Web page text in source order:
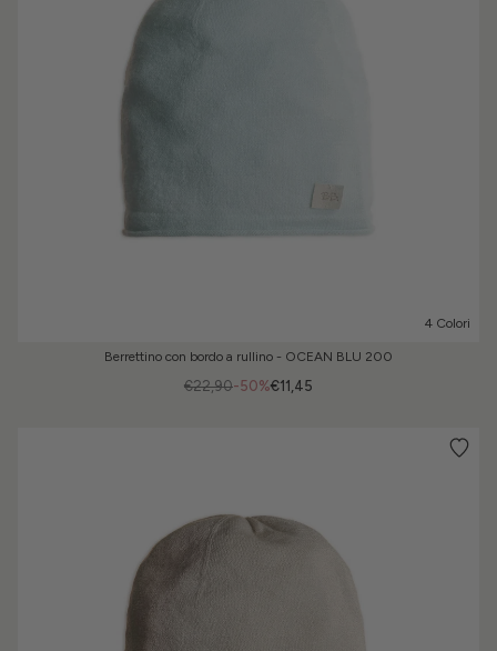
4 Colori
Berrettino con bordo a rullino - OCEAN BLU 200
-50%
€22,90 €11,45